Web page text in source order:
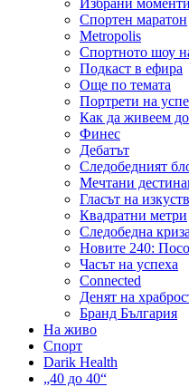
Избрани
Спортен маратон
Metropolis
Спортното шоу
Подкаст в ефира
Още по темата
Портрети на
Как да живеем
Финес
Дебатът
Следобедният
Мечтани
Гласът на
Квадратни метри
Следобедна криза
Новите 240:
Часът на успеха
Connected
Денят на
Бранд България
На живо
Спорт
Darik Health
„40 до 40“